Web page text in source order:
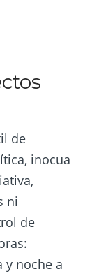
de
inocua
ni
de
y noche a